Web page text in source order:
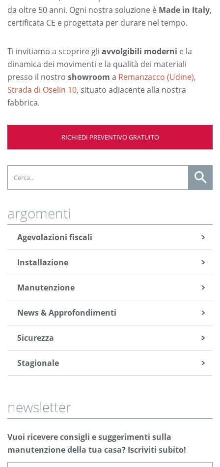
da oltre 50 anni. Ogni nostra soluzione è Made in Italy,
certificata CE e progettata per durare nel tempo.
Ti invitiamo a scoprire gli avvolgibili moderni e la
dinamica dei movimenti e la qualità dei materiali
presso il nostro showroom a Remanzacco (Udine),
Strada di Oselin 10, situato adiacente alla nostra
fabbrica.
RICHIEDI PREVENTIVO GRATUITO
argomenti
Agevolazioni fiscali
Installazione
Manutenzione
News & Approfondimenti
Sicurezza
Stagionale
newsletter
Vuoi ricevere consigli e suggerimenti sulla
manutenzione della tua casa? Iscriviti subito!